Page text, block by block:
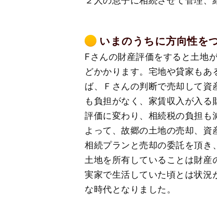
いまのうちに方向性を
Fさんの財産評価をすると土地
どかかります。宅地や貸家も
ば、Ｆさんの判断で売却して
も負担がなく、家賃収入が入
評価に変わり、相続税の負担も
よって、故郷の土地の売却、資
相続プランと売却の委託を頂き
土地を所有していることは財産
実家で生活していた頃とは状
な時代となりました。